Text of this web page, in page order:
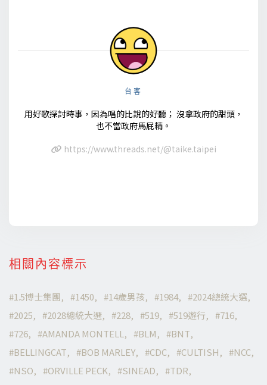
台客
用好歌探討時事，因為唱的比說的好聽； 沒拿政府的甜頭，
也不當政府馬屁精。
https://www.threads.net/@taike.taipei
相關內容標示
1.5博士集團 1450 14歲男孩 1984
2024總統大選
2025
2028總統大選 228 519 519遊行
716
726
AMANDA MONTELL BLM
BNT
BELLINGCAT
BOB MARLEY CDC CULTISH
NCC
NSO
ORVILLE PECK SINEAD
TDR